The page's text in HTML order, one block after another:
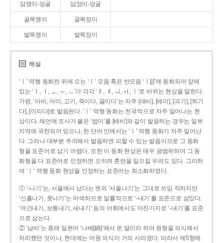
담쟁이-덩굴 담장이-덩굴
골목쟁이 골목장이
발목쟁이 발목장이
해설
‘ㅣ’ 역행 동화란 뒤에 오는 ‘ㅣ’ 모음 혹은 반모음 ‘ㅣ[j]’에 동화되어 앞에
있는 ‘ㅏ, ㅓ, ㅗ, ㅜ, ㅡ’가 각각 ‘ㅐ, ㅔ, ㅚ, ㅟ, ㅣ’로 바뀌는 현상을 말한다.
가령, ‘아비, 어미, 고기, 죽이다, 끓이다’는 자주 [애비], [에미], [괴기], [쥐기
다], [끼리다]로 발음된다. ‘ㅣ’ 역행 동화는 전국적으로 자주 일어나는 현
상이다. 체언에 조사가 붙은 ‘밥이’를 [배비]와 같이 발음하는 경우는 일부
지역에 국한되어 있으나, 한 단어 안에서는 ‘ㅣ’ 역행 동화가 자주 일어난
다. 그러나 대부분 주의해서 발음하면 피할 수 있는 발음이므로 그 동화
형을 표준어로 삼기 어렵다. 또한 이 동화 현상은 매우 광범위하여 그 동
화형을 다 표준어로 인정하면 오히려 혼란을 일으킬 우려도 있다. 그리하
여 ‘ㅣ’ 역행 동화 현상을 인정하는 표준어는 최소화하였다.
① ‘-나기’는, 서울에서 났다는 뜻의 ‘서울나기’는 그대로 쓰임 직하지만
‘신출나기, 풋나기’는 어색하므로 일률적으로 ‘-내기’를 표준으로 삼았다.
‘여간내기, 보통내기, 새내기’ 등의 어휘에서도 마찬가지로 ‘-내기’를 표준
으로 삼는다.
② ‘남비’는 종래 일본어 ‘나베[鍋]’에서 온 말이라 하여 원형을 의식해서
처리했던 것이나, 현대에는 어원 의식이 거의 사라졌다. 따라서 제5항에